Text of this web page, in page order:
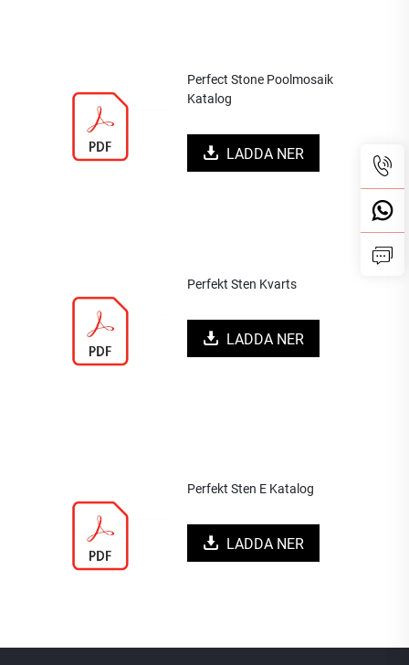
Perfect Stone Poolmosaik
Katalog
LADDA NER
Perfekt Sten Kvarts
LADDA NER
Perfekt Sten E Katalog
LADDA NER